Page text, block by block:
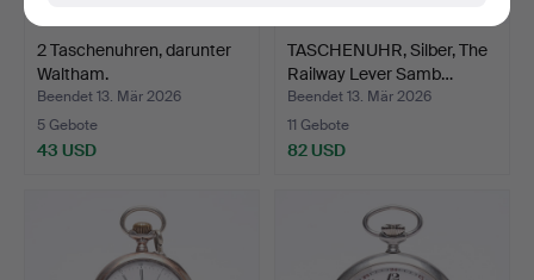
2 Taschenuhren, darunter
Waltham.
Beendet 13. Mär 2026
5 Gebote
43 USD
TASCHENUHR, Silber, The
Railway Lever Samb…
Beendet 13. Mär 2026
11 Gebote
82 USD